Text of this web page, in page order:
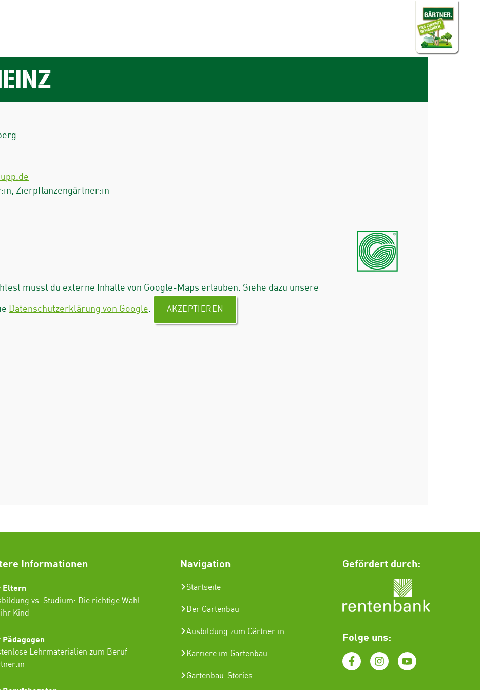
Zierpflanzengärtner:in
musst du externe Inhalte von Google-Maps erlauben. Siehe dazu unsere
Datenschutzerklärung von Google AKZEPTIEREN
Informationen
Eltern
vs. Studium: Die richtige Wahl
Kind
Pädagogen
Lehrmaterialien zum Beruf
Navigation
Startseite
Der Gartenbau
Ausbildung zum Gärtner:in
Karriere im Gartenbau
Gartenbau-Stories
Gefördert durch:
Folge uns: